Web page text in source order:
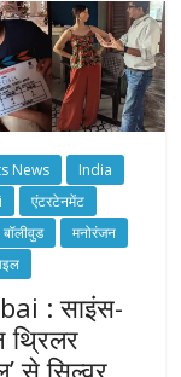
News
India
एंटरटेनमेंट
बॉलीवुड
मनोरंजन
: साइंस-
थ्रिलर
से सिल्वर